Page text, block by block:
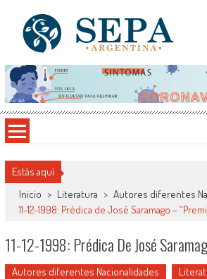
contenido
SEPA Argentina
Sitio del Conocimiento, Cultura y Arte
Estás aquí
Inicio > Literatura > Autores diferentes
11-12-1998: Prédica de José Saramago –
11-12-1998: Prédica De José
Autores diferentes Nacionalidades